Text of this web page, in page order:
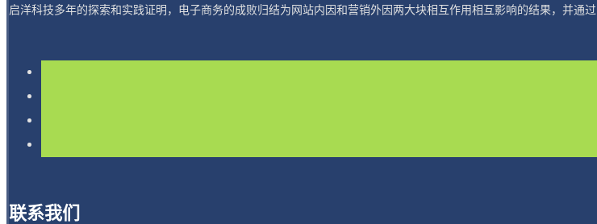
启洋科技多年的探索和实践证明，电子商务的成败归结为网站内因和营销外因两大块相互作用相互影响的结果，并通
联系我们